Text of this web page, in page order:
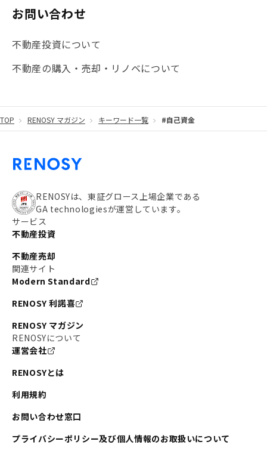
お問い合わせ
不動産投資について
不動産の購入・売却・リノベについて
TOP RENOSY マガジン キーワード一覧 #自己資金
RENOSYは、東証グロース上場企業である
GA technologiesが運営しています。
サービス
不動産投資
不動産売却
関連サイト
Modern Standard
RENOSY 利諾喜
RENOSY マガジン
RENOSYについて
運営会社
RENOSYとは
利用規約
お問い合わせ窓口
プライバシーポリシー及び個人情報のお取扱いについて